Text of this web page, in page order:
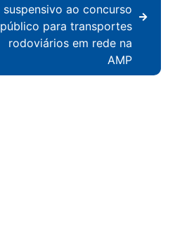
suspensivo ao concurso
público para transportes
rodoviários em rede na
AMP